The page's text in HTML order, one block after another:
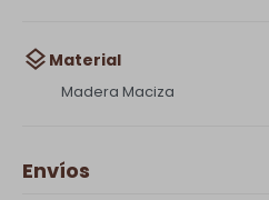
Material
Madera Maciza
Envíos